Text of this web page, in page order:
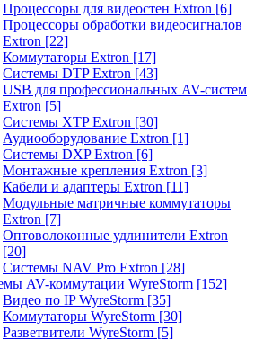
Процессоры для видеостен Extron [6]
Процессоры обработки видеосигналов
Extron [22]
Коммутаторы Extron [17]
Системы DTP Extron [43]
USB для профессиональных AV-систем
Extron [5]
Системы XTP Extron [30]
Аудиооборудование Extron [1]
Системы DXP Extron [6]
Монтажные крепления Extron [3]
Кабели и адаптеры Extron [11]
Модульные матричные коммутаторы
Extron [7]
Оптоволоконные удлинители Extron
[20]
Системы NAV Pro Extron [28]
AV-коммутации WyreStorm [152]
Видео по IP WyreStorm [35]
Коммутаторы WyreStorm [30]
Разветвители WyreStorm [5]